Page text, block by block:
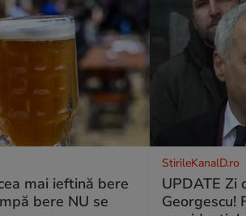
mai ieftină bere
bere NU se
StirileKanalD.ro
UPDATE Zi
Georgescu!